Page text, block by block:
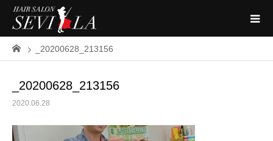
_20200628_213156
_20200628_213156
2020.06.28